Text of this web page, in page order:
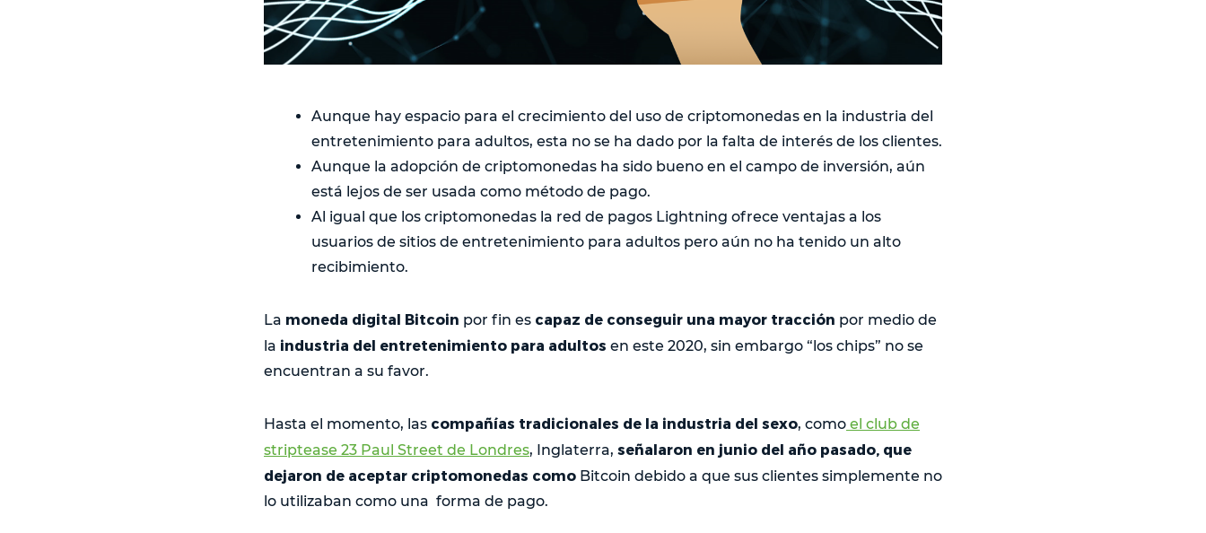
Aunque hay espacio para el crecimiento del uso de criptomonedas en la industria del
entretenimiento para adultos, esta no se ha dado por la falta de interés de los clientes.
Aunque la adopción de criptomonedas ha sido bueno en el campo de inversión, aún
está lejos de ser usada como método de pago.
Al igual que los criptomonedas la red de pagos Lightning ofrece ventajas a los
usuarios de sitios de entretenimiento para adultos pero aún no ha tenido un alto
recibimiento.
La moneda digital Bitcoin por fin es capaz de conseguir una mayor tracción por medio de
la industria del entretenimiento para adultos en este 2020, sin embargo “los chips” no se
encuentran a su favor.
Hasta el momento, las compañías tradicionales de la industria del sexo, como el club de
striptease 23 Paul Street de Londres, Inglaterra, señalaron en junio del año pasado, que
dejaron de aceptar criptomonedas como Bitcoin debido a que sus clientes simplemente no
lo utilizaban como una forma de pago.